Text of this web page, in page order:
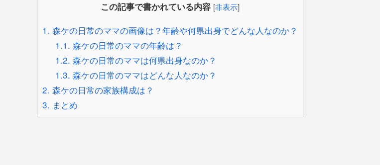
この記事で書かれている内容 [非表示]
1. 森ケの日常のママの画像は？年齢や何県出身でどんな人なのか？
1.1. 森ケの日常のママの年齢は？
1.2. 森ケの日常のママは何県出身なのか？
1.3. 森ケの日常のママはどんな人なのか？
2. 森ケの日常の家族構成は？
3. まとめ